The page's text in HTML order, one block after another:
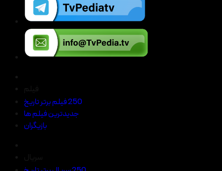
250 فیلم برتر تاریخ
جدیدترین فیلم ها
بازیگران